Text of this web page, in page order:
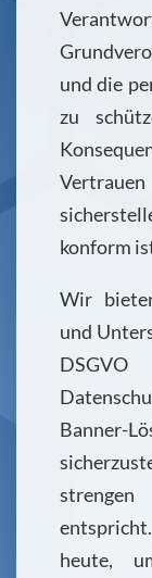
und die
zu
konform
Wir
und
Banner-
heute,